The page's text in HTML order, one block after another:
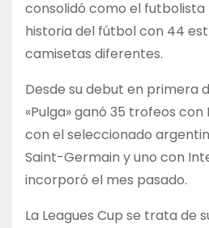
consolidó como el futbolista
historia del fútbol con 44
camisetas diferentes.
Desde su debut en primera
«Pulga» ganó 35 trofeos
con el seleccionado
Saint-Germain y uno con
incorporó el mes pasado.
La Leagues Cup se trata de